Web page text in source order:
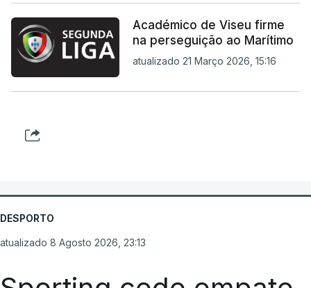
Académico de Viseu firme
na perseguição ao Marítimo
atualizado 21 Março 2026, 15:16
DESPORTO
atualizado 8 Agosto 2026, 23:13